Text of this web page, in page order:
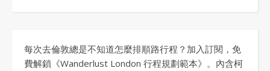
每次去倫敦總是不知道怎麼排順路行程？加入訂閱，免
費解鎖《Wanderlust London 行程規劃範本》。內含柯